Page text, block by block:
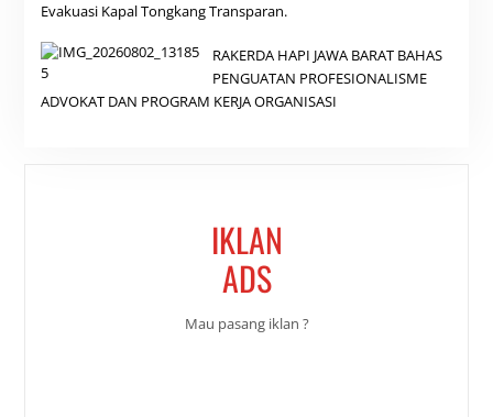
Evakuasi Kapal Tongkang Transparan.
RAKERDA HAPI JAWA BARAT BAHAS
PENGUATAN PROFESIONALISME
ADVOKAT DAN PROGRAM KERJA ORGANISASI
IKLAN
ADS
Mau pasang iklan ?